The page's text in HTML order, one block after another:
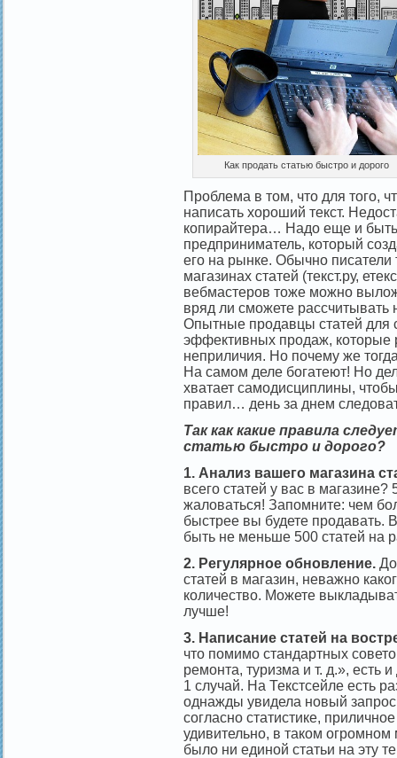
Как продать статью быстро и дорого
Проблема в том, что для того,
написать хороший текст.
копирайтера… Надо еще и
предприниматель, который
его на рынке. Обычно писатели
магазинах статей (текст.ру,
вебмастеров тоже можно
вряд ли сможете рассчитывать
Опытные продавцы статей для
эффективных продаж, которые
неприличия. Но почему же
На самом деле богатеют! Но
хватает самодисциплины,
правил… день за днем
Так как какие правила
статью быстро и дорого?
1. Анализ вашего магазина
всего статей у вас в
жаловаться! Запомните: чем
быстрее вы будете
быть не меньше 500 статей
2. Регулярное обновление.
статей в магазин, неважно
количество. Можете
лучше!
3. Написание статей на
что помимо стандартных
ремонта, туризма и т. д.», есть
1 случай. На Текстсейле есть
однажды увидела новый
согласно статистике,
удивительно, в таком огромном
было ни единой статьи на эту